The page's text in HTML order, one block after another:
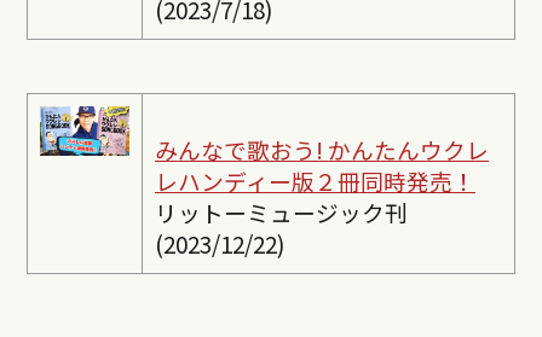
(2023/7/18)
みんなで歌おう! かんたんウクレ
レハンディー版２冊同時発売！
リットーミュージック刊
(2023/12/22)